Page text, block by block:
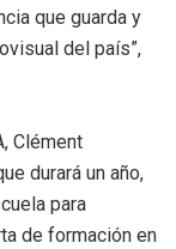
que guarda y
del país”,
Clément
durará un año,
para
de formación en